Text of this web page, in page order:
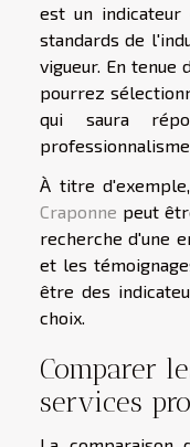
est un indicateur
standards de
vigueur. En tenue
pourrez
qui saura
À titre d'exemple,
Craponne peut
recherche d'une
et les
être des
choix.
Comparer
services